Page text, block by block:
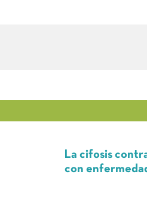
La cifosis
con enfermedad